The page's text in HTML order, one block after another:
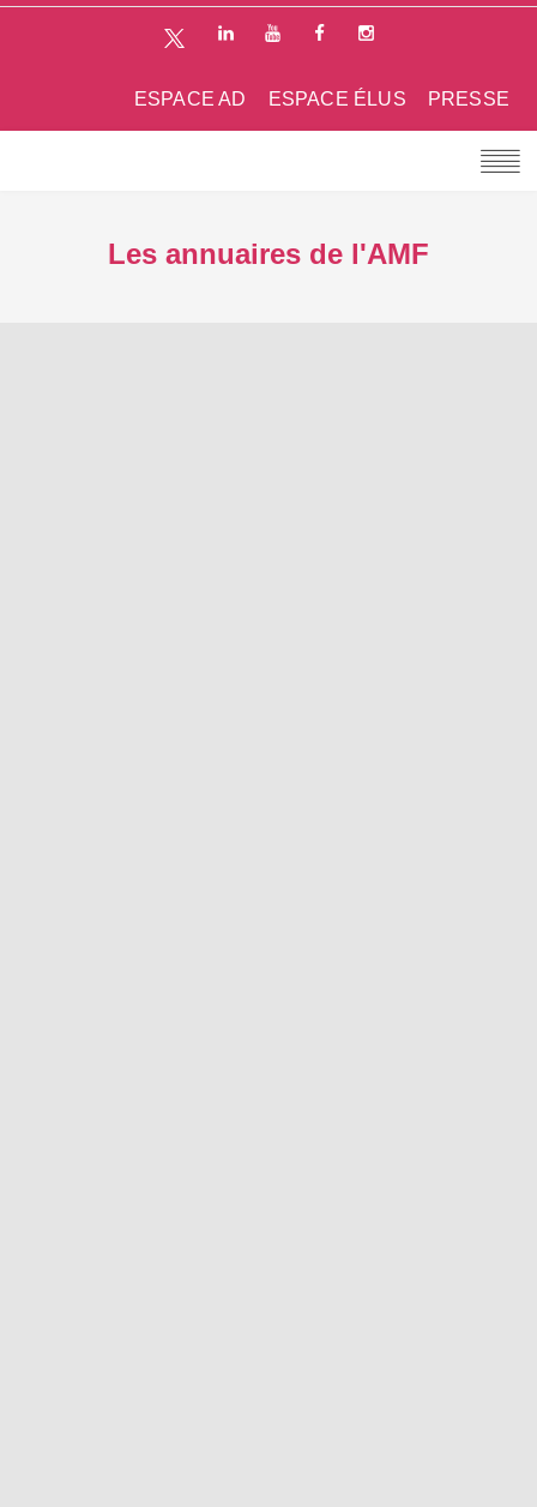
PRESSE
ESPACE ÉLUS
ESPACE AD
Les annuaires de l'AMF